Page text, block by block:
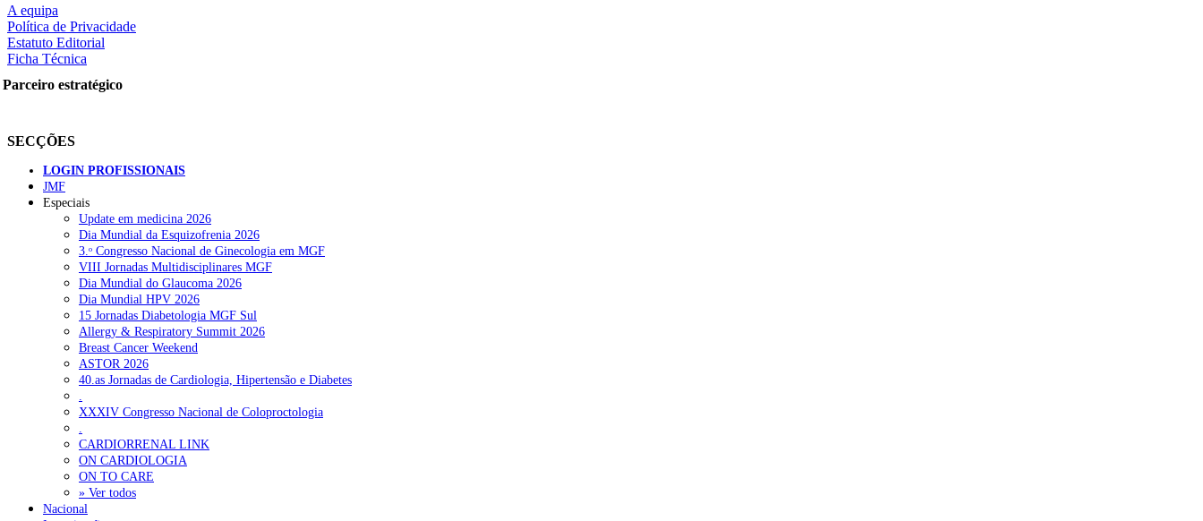
nas redes sociais:
RECENTES
Quase 11.900 jovens recorreram aos cheques psicólogo e nutricionista no primeiro mês
ULS de Coimbra estreia cirurgia endoscópica do ouvido com apoio robótico em Portugal
Enfermeiros exigem esclarecimentos sobre eventual gestão privada da ULS do Algarve
Ordem dos Médicos alerta para riscos no novo sistema de acesso a consultas e cirurgias
Portugal está a formar os médicos de que precisa?
MAIS LIDAS
A equipa
Política de Privacidade
Estatuto Editorial
Ficha Técnica
Parceiro estratégico
SECÇÕES
LOGIN PROFISSIONAIS
JMF
Especiais
Update em medicina 2026
Dia Mundial da Esquizofrenia 2026
3.ᵒ Congresso Nacional de Ginecologia em MGF
VIII Jornadas Multidisciplinares MGF
Dia Mundial do Glaucoma 2026
Dia Mundial HPV 2026
15 Jornadas Diabetologia MGF Sul
Allergy & Respiratory Summit 2026
Breast Cancer Weekend
ASTOR 2026
40.as Jornadas de Cardiologia, Hipertensão e Diabetes
.
XXXIV Congresso Nacional de Coloproctologia
.
CARDIORRENAL LINK
ON CARDIOLOGIA
ON TO CARE
» Ver todos
Nacional